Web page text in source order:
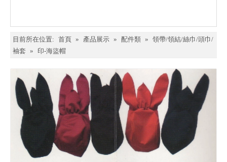
目前所在位置: 首頁 » 產品展示 » 配件類 » 領帶/領結/絲巾/頭巾/
袖套 » 印-海盜帽